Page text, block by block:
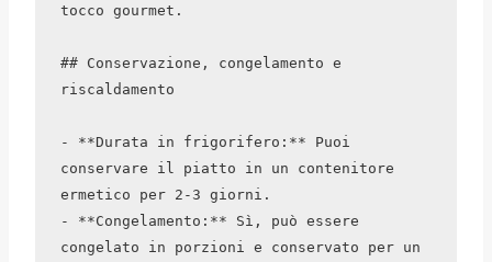
tocco gourmet.
## Conservazione, congelamento e
riscaldamento
- **Durata in frigorifero:** Puoi
conservare il piatto in un contenitore
ermetico per 2-3 giorni.
- **Congelamento:** Sì, può essere
congelato in porzioni e conservato per un